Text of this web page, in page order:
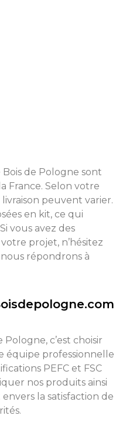
Bois de Pologne sont
France. Selon votre
livraison peuvent varier.
en kit, ce qui
vous avez des
projet, n’hésitez
répondrons à
Pologne, c’est choisir
équipe professionnelle
PEFC et FSC
nos produits ainsi
la satisfaction de